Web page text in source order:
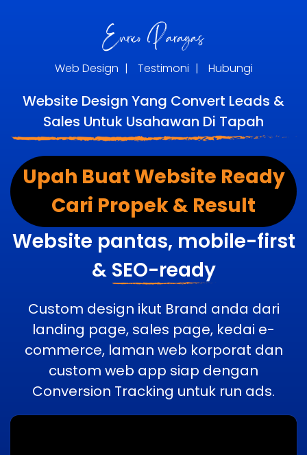
Web Design | Testimoni | Hubungi
Website Design Yang Convert Leads &
Sales Untuk Usahawan Di Tapah
Upah Buat Website Ready
Cari Propek & Result
Website pantas, mobile-first
& SEO-ready
Custom design ikut Brand anda dari
landing page, sales page, kedai e-
commerce, laman web korporat dan
custom web app siap dengan
Conversion Tracking untuk run ads.